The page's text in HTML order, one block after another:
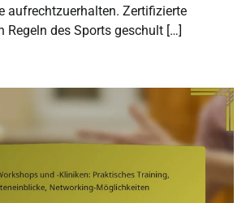
aufrechtzuerhalten. Zertifizierte
Regeln des Sports geschult […]